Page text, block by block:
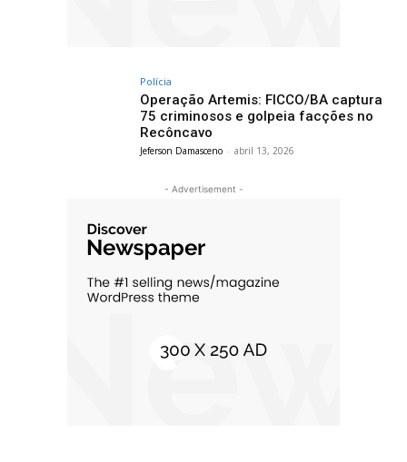
Polícia
Operação Artemis: FICCO/BA captura
75 criminosos e golpeia facções no
Recôncavo
Jeferson Damasceno - abril 13, 2026
- Advertisement -